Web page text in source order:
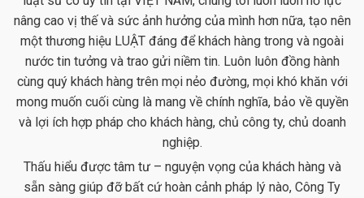
nâng cao vị thế và sức ảnh hưởng của mình hơn nữa, tạo nên
một thương hiệu LUẬT đáng để khách hàng trong và ngoài
nước tin tưởng và trao gửi niềm tin. Luôn luôn đồng hành
cùng quý khách hàng trên mọi nẻo đường, mọi khó khăn với
mong muốn cuối cùng là mang về chính nghĩa, bảo về quyền
và lợi ích hợp pháp cho khách hàng, chủ công ty, chủ doanh
nghiệp.
Thấu hiểu được tâm tư – nguyện vọng của khách hàng và
sẵn sàng giúp đỡ bất cứ hoàn cảnh pháp lý nào, Công Ty